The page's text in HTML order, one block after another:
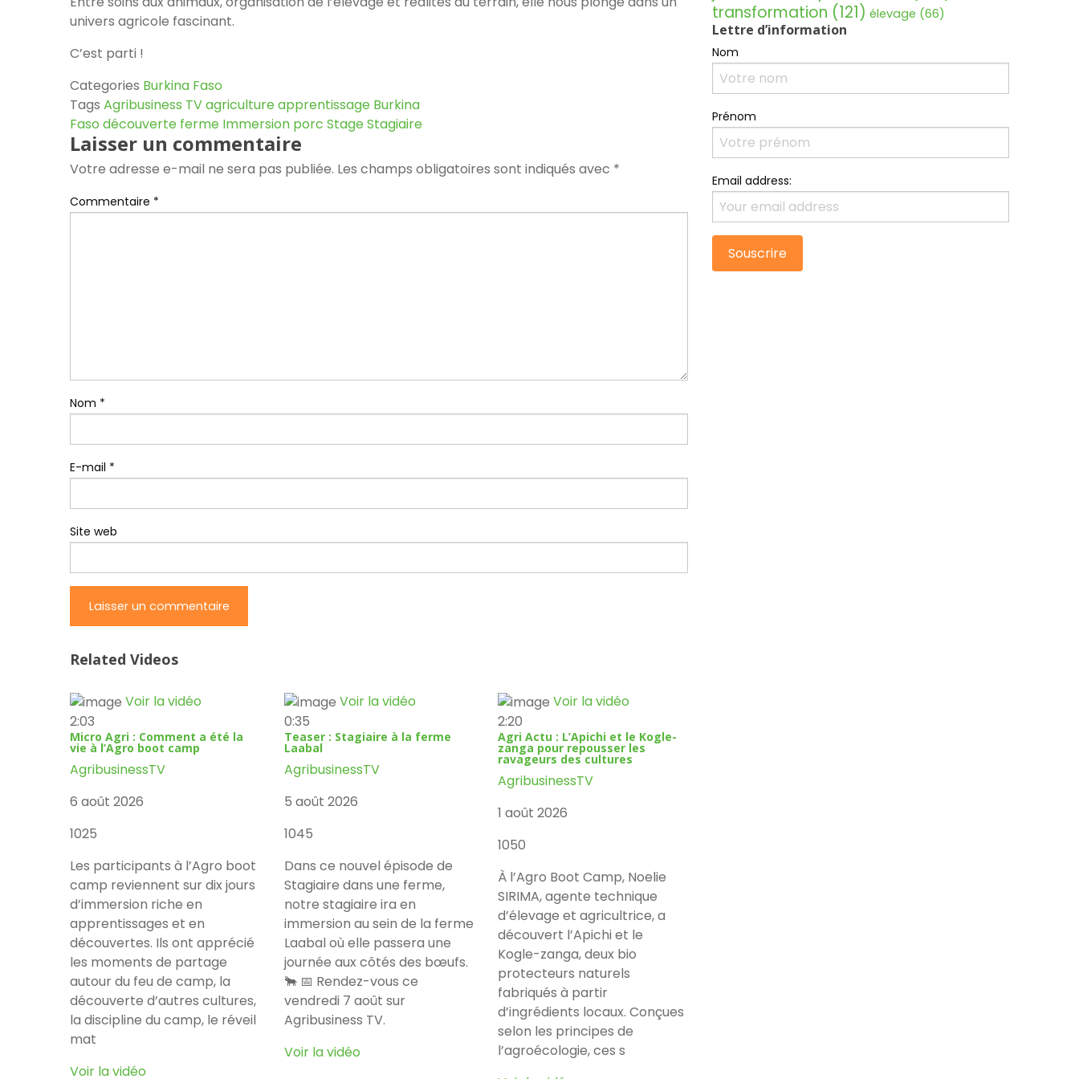
univers agricole fascinant.
C’est parti !
Categories Burkina Faso
Tags Agribusiness TVagricultureapprentissage Burkina
Faso découverte ferme Immersion porc StageStagiaire
Laisser un commentaire
Votre adresse e-mail ne sera pas publiée. Les champs obligatoires sont indiqués avec *
Commentaire *
Nom *
E-mail *
Site web
Related Videos
Voir la vidéo
2:03
Micro Agri : Comment a été la
vie à l’Agro boot camp
AgribusinessTV
6 août 2026
1025
Les participants à l’Agro boot
camp reviennent sur dix jours
d’immersion riche en
apprentissages et en
découvertes. Ils ont apprécié
les moments de partage
autour du feu de camp, la
découverte d’autres cultures,
la discipline du camp, le réveil
mat
Voir la vidéo
Voir la vidéo
0:35
Teaser : Stagiaire à la ferme
Laabal
AgribusinessTV
5 août 2026
1045
Dans ce nouvel épisode de
Stagiaire dans une ferme,
notre stagiaire ira en
immersion au sein de la ferme
Laabal où elle passera une
journée aux côtés des bœufs.
🐂 📅 Rendez-vous ce
vendredi 7 août sur
Agribusiness TV.
Voir la vidéo
Voir la vidéo
2:20
Agri Actu : L’Apichi et le Kogle-
zanga pour repousser les
ravageurs des cultures
AgribusinessTV
1 août 2026
1050
À l’Agro Boot Camp, Noelie
SIRIMA, agente technique
d’élevage et agricultrice, a
découvert l’Apichi et le
Kogle-zanga, deux bio
protecteurs naturels
fabriqués à partir
d’ingrédients locaux. Conçues
selon les principes de
l’agroécologie, ces s
transformation (121) élevage (66)
Lettre d’information
Nom
Prénom
Email address: